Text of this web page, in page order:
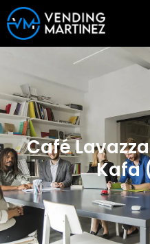
Café
Kafa